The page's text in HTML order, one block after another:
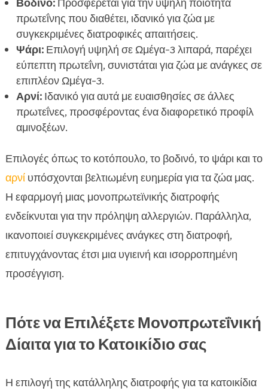
Βοδινό:Προσφέρεται για την υψηλή ποιότητα
πρωτεΐνης που διαθέτει, ιδανικό για ζώα με
συγκεκριμένες διατροφικές απαιτήσεις.
Ψάρι:Επιλογή υψηλή σε Ωμέγα-3 λιπαρά, παρέχει
εύπεπτη πρωτεΐνη, συνιστάται για ζώα με ανάγκες σε
επιπλέον Ωμέγα-3.
Αρνί:Ιδανικό για αυτά με ευαισθησίες σε άλλες
πρωτεΐνες, προσφέροντας ένα διαφορετικό προφίλ
αμινοξέων.
Επιλογές όπως το κοτόπουλο, το βοδινό, το ψάρι και το
αρνίυπόσχονται βελτιωμένη ευημερία για τα ζώα μας.
Η εφαρμογή μιας μονοπρωτεϊνικής διατροφής
ενδείκνυται για την πρόληψη αλλεργιών. Παράλληλα,
ικανοποιεί συγκεκριμένες ανάγκες στη διατροφή,
επιτυγχάνοντας έτσι μια υγιεινή και ισορροπημένη
προσέγγιση.
Πότε να Επιλέξετε Μονοπρωτεΐνική
Δίαιτα για το Κατοικίδιο σας
Η επιλογή της κατάλληλης διατροφής για τα κατοικίδια